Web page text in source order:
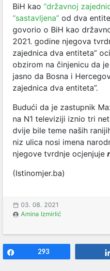
BiH kao “državnoj
“sastavljena” od dva
govorio o BiH kao
2021. godine njegova
zajednica dva entiteta”
obzirom na činjenicu da
jasno da Bosna i
zajednica dva entiteta”.
Budući da je zastupnik
na N1 televiziji iznio tri
dvije bile teme naših
niz ulica nosi imena
njegove tvrdnje ocjenjuje
(Istinomjer.ba)
03. 08. 2021
Amina Izmirlić
293